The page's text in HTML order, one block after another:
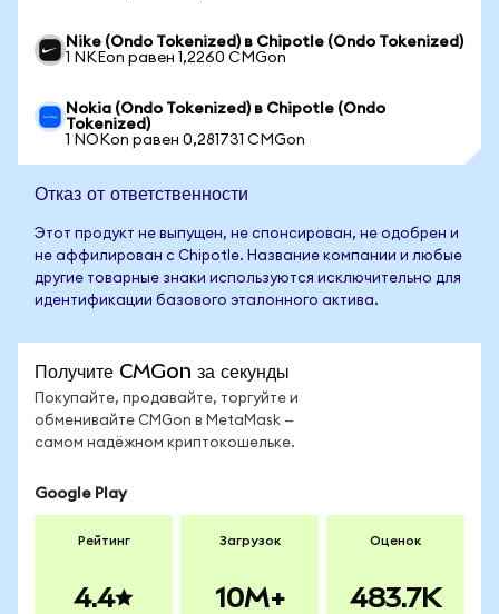
Nike (Ondo Tokenized) в Chipotle (Ondo Tokenized)
1 NKEon равен 1,2260 CMGon
Nokia (Ondo Tokenized) в Chipotle (Ondo
Tokenized)
1 NOKon равен 0,281731 CMGon
Отказ от ответственности
Этот продукт не выпущен, не спонсирован, не одобрен и
не аффилирован с Chipotle. Название компании и любые
другие товарные знаки используются исключительно для
идентификации базового эталонного актива.
Получите CMGon за секунды
Покупайте, продавайте, торгуйте и
обменивайте CMGon в MetaMask —
самом надёжном криптокошельке.
Google Play
Рейтинг
4.4
Загрузок
10M+
Оценок
483.7K